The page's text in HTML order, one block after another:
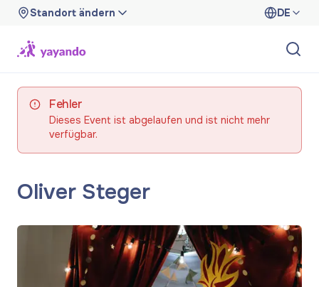
Standort ändern DE
Fehler
Dieses Event ist abgelaufen und ist nicht mehr
verfügbar.
Oliver Steger